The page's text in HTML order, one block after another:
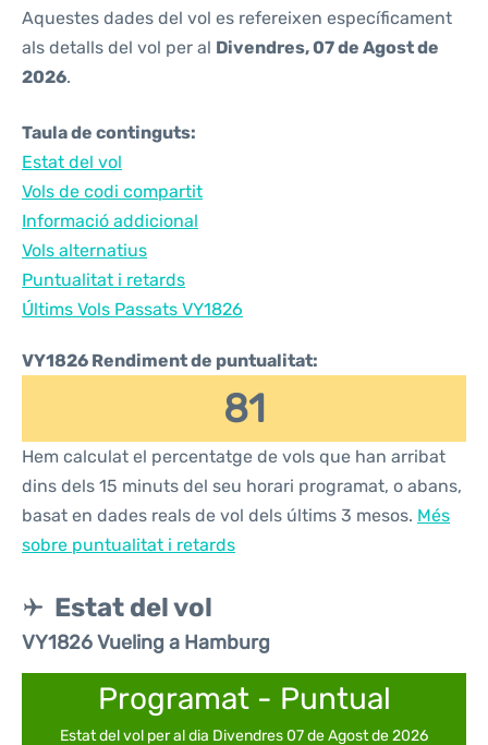
Aquestes dades del vol es refereixen específicament
als detalls del vol per al Divendres, 07 de Agost de
2026.
Taula de continguts:
Estat del vol
Vols de codi compartit
Informació addicional
Vols alternatius
Puntualitat i retards
Últims Vols Passats VY1826
VY1826 Rendiment de puntualitat:
81
Hem calculat el percentatge de vols que han arribat
dins dels 15 minuts del seu horari programat, o abans,
basat en dades reals de vol dels últims 3 mesos. Més
sobre puntualitat i retards
Estat del vol
VY1826 Vueling a Hamburg
Programat - Puntual
Estat del vol per al dia Divendres 07 de Agost de 2026